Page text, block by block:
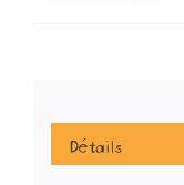
Détails